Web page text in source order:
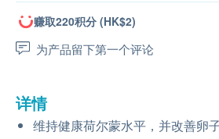
赚取220积分 (HK$2)
为产品留下第一个评论
详情
维持健康荷尔蒙水平，并改善卵